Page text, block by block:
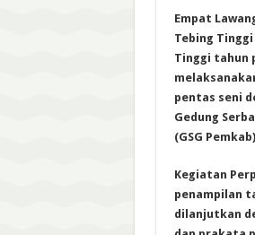
Empat
Tebing Tinggi
Tinggi tahun
pentas seni
Gedung
(GSG
Kegiatan
penampilan
dilanjutkan